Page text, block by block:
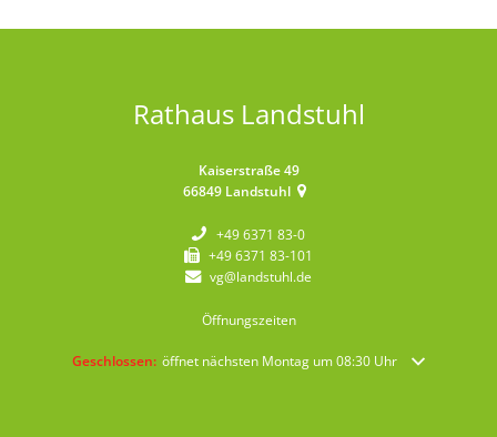
Rathaus Landstuhl
Kaiserstraße 49
66849 Landstuhl
+49 6371 83-0
+49 6371 83-101
vg@landstuhl.de
Öffnungszeiten
Klicken, um weitere Öffnungs- oder Schließzeiten auszublenden
Geschlossen: öffnet nächsten Montag um 08:30 Uhr